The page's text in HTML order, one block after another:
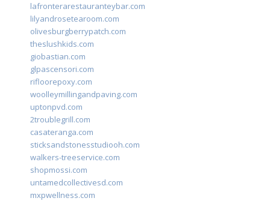
lafronterarestauranteybar.com
lilyandrosetearoom.com
olivesburgberrypatch.com
theslushkids.com
giobastian.com
glpascensori.com
rifloorepoxy.com
woolleymillingandpaving.com
uptonpvd.com
2troublegrill.com
casateranga.com
sticksandstonesstudiooh.com
walkers-treeservice.com
shopmossi.com
untamedcollectivesd.com
mxpwellness.com